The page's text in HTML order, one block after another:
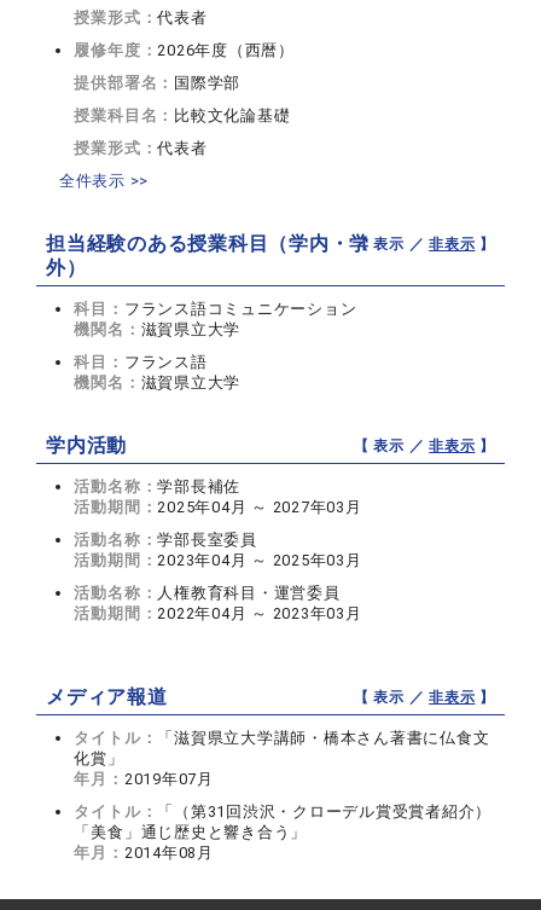
授業形式：代表者
履修年度：2026年度（西暦）
提供部署名： 国際学部
授業科目名： 比較文化論基礎
授業形式：代表者
全件表示 >>
担当経験のある授業科目（学内・学
外）
【 表示 ／非表示 】
科目： フランス語コミュニケーション
機関名： 滋賀県立大学
科目： フランス語
機関名： 滋賀県立大学
学内活動 【 表示 ／非表示 】
活動名称：学部長補佐
活動期間：2025年04月 ～ 2027年03月
活動名称：学部長室委員
活動期間：2023年04月 ～ 2025年03月
活動名称： 人権教育科目・運営委員
活動期間：2022年04月 ～ 2023年03月
メディア報道 【 表示 ／非表示 】
タイトル：
「滋賀県立大学講師・橋本さん著書に仏食文
化賞」
年月： 2019年07月
タイトル：
「（第31回渋沢・クローデル賞受賞者紹介）
「美食」通じ歴史と響き合う」
年月： 2014年08月